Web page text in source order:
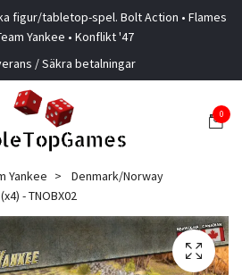
figur/tabletop-spel. Bolt Action • Flames
Yankee • Konflikt '47
/ Säkra betalningar
0
Yankee
Denmark/Norway
- TNOBX02